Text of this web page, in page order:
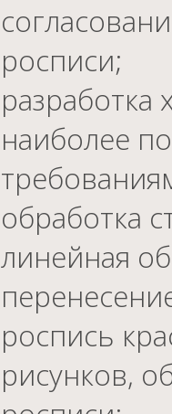
росписи;
разработка
наиболее
обработка
линейная
роспись
рисунков,